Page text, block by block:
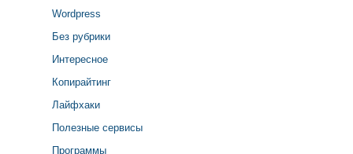
Wordpress
Без рубрики
Интересное
Копирайтинг
Лайфхаки
Полезные сервисы
Программы